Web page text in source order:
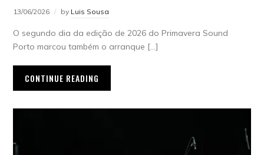
13/06/2026 by Luis Sousa
O segundo dia da edição de 2026 do Primavera Sound
Porto marcou também o arranque […]
CONTINUE READING